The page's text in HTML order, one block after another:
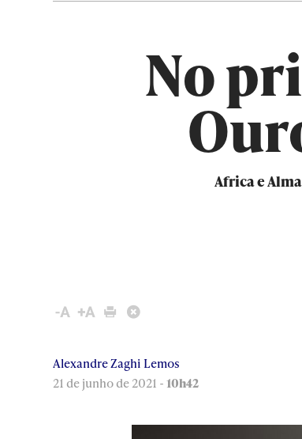
No
Africa e
Alexandre Zaghi Lemos
21 de junho de 2021 -10h42